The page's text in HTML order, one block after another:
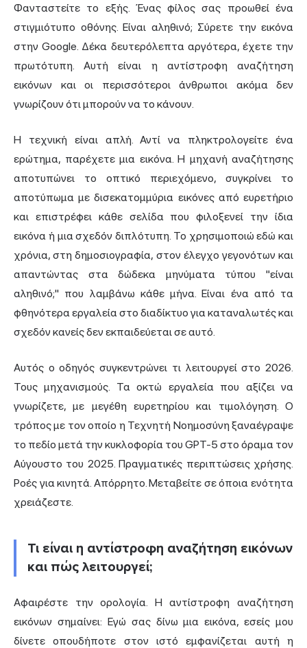
Φανταστείτε το εξής. Ένας φίλος σας προωθεί ένα
στιγμιότυπο οθόνης. Είναι αληθινό; Σύρετε την εικόνα
στην Google. Δέκα δευτερόλεπτα αργότερα, έχετε την
πρωτότυπη. Αυτή είναι η αντίστροφη αναζήτηση
εικόνων και οι περισσότεροι άνθρωποι ακόμα δεν
γνωρίζουν ότι μπορούν να το κάνουν.
Η τεχνική είναι απλή. Αντί να πληκτρολογείτε ένα
ερώτημα, παρέχετε μια εικόνα. Η μηχανή αναζήτησης
αποτυπώνει το οπτικό περιεχόμενο, συγκρίνει το
αποτύπωμα με δισεκατομμύρια εικόνες από ευρετήριο
και επιστρέφει κάθε σελίδα που φιλοξενεί την ίδια
εικόνα ή μια σχεδόν διπλότυπη. Το χρησιμοποιώ εδώ και
χρόνια, στη δημοσιογραφία, στον έλεγχο γεγονότων και
απαντώντας στα δώδεκα μηνύματα τύπου "είναι
αληθινό;" που λαμβάνω κάθε μήνα. Είναι ένα από τα
φθηνότερα εργαλεία στο διαδίκτυο για καταναλωτές και
σχεδόν κανείς δεν εκπαιδεύεται σε αυτό.
Αυτός ο οδηγός συγκεντρώνει τι λειτουργεί στο 2026.
Τους μηχανισμούς. Τα οκτώ εργαλεία που αξίζει να
γνωρίζετε, με μεγέθη ευρετηρίου και τιμολόγηση. Ο
τρόπος με τον οποίο η Τεχνητή Νοημοσύνη ξαναέγραψε
το πεδίο μετά την κυκλοφορία του GPT-5 στο όραμα τον
Αύγουστο του 2025. Πραγματικές περιπτώσεις χρήσης.
Ροές για κινητά. Απόρρητο. Μεταβείτε σε όποια ενότητα
χρειάζεστε.
Τι είναι η αντίστροφη αναζήτηση εικόνων
και πώς λειτουργεί;
Αφαιρέστε την ορολογία. Η αντίστροφη αναζήτηση
εικόνων σημαίνει: Εγώ σας δίνω μια εικόνα, εσείς μου
δίνετε οπουδήποτε στον ιστό εμφανίζεται αυτή η